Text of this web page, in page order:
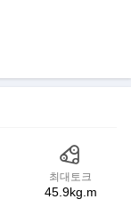
최대토크
45.9kg.m